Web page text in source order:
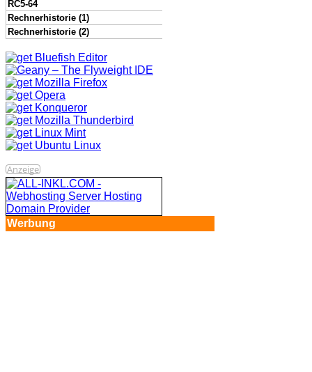
RC5-64
Rechnerhistorie (1)
Rechnerhistorie (2)
Anzeige
Werbung